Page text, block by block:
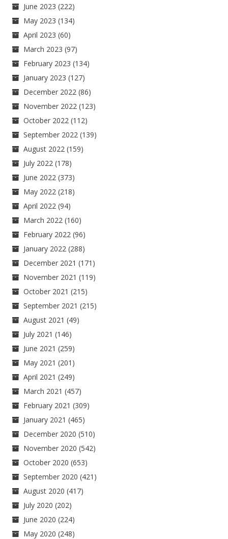
June 2023 (222)
May 2023 (134)
April 2023 (60)
March 2023 (97)
February 2023 (134)
January 2023 (127)
December 2022 (86)
November 2022 (123)
October 2022 (112)
September 2022 (139)
August 2022 (159)
July 2022 (178)
June 2022 (373)
May 2022 (218)
April 2022 (94)
March 2022 (160)
February 2022 (96)
January 2022 (288)
December 2021 (171)
November 2021 (119)
October 2021 (215)
September 2021 (215)
August 2021 (49)
July 2021 (146)
June 2021 (259)
May 2021 (201)
April 2021 (249)
March 2021 (457)
February 2021 (309)
January 2021 (465)
December 2020 (510)
November 2020 (542)
October 2020 (653)
September 2020 (421)
August 2020 (417)
July 2020 (202)
June 2020 (224)
May 2020 (248)